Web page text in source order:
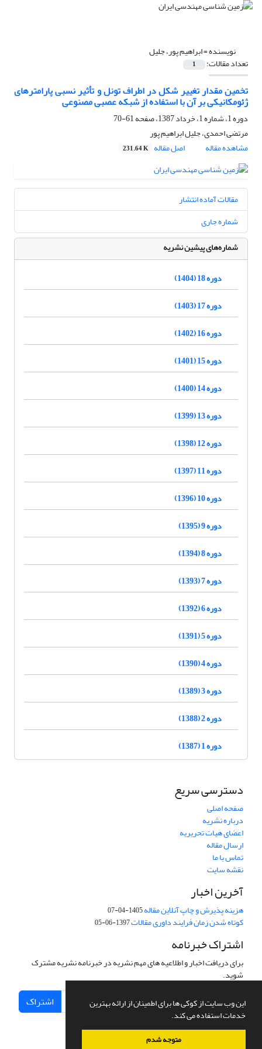
این وب سایت از کوکی ها برای اطمینان از ارائه بهترین
خدمات استفاده می کند.
متوجه شدم
نویسنده =ابراهیم پور، جلیل
تعداد مقالات: 1
تخمین مقدار تغییر شکل در اطراف تونل و تأثیر نسبی پارامترهای
ژئومکانیکی بر آن با استفاده از شبکه عصبی مصنوعی
دوره 1، شماره 1، خرداد 1387، صفحه
61-70
مرتضی احمدی، جلیل ابراهیم پور
مشاهده مقاله
اصل مقاله 231.64 K
مقالات آماده انتشار
شماره جاری
شماره‌های پیشین نشریه
دوره 18 (1404)
دوره 17 (1403)
دوره 16 (1402)
دوره 15 (1401)
دوره 14 (1400)
دوره 13 (1399)
دوره 12 (1398)
دوره 11 (1397)
دوره 10 (1396)
دوره 9 (1395)
دوره 8 (1394)
دوره 7 (1393)
دوره 6 (1392)
دوره 5 (1391)
دوره 4 (1390)
دوره 3 (1389)
دوره 2 (1388)
دوره 1 (1387)
دسترسی سریع
صفحه اصلی
درباره نشریه
اعضای هیات تحریریه
ارسال مقاله
تماس با ما
نقشه سایت
آخرین اخبار
هزینه پذیرش و چاپ آنلاین مقاله1405-04-07
کوتاه شدن زمان فرایند داوری مقالات1397-06-05
اشتراک خبرنامه
برای دریافت اخبار و اطلاعیه های مهم نشریه در خبرنامه نشریه مشترک
شوید.
اشتراک